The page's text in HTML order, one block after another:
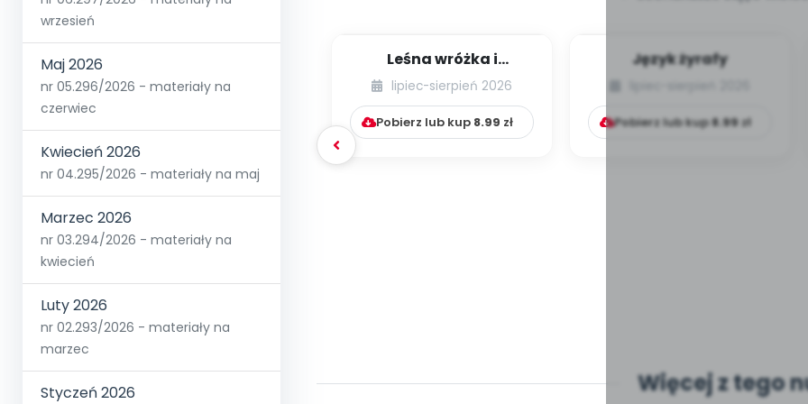
wrzesień
Maj 2026
nr 05.296/2026 - materiały na
czerwiec
Kwiecień 2026
nr 04.295/2026 - materiały na maj
Marzec 2026
nr 03.294/2026 - materiały na
kwiecień
Luty 2026
nr 02.293/2026 - materiały na
marzec
Styczeń 2026
Leśna wróżka i
przyjaciele
lipiec-sierpień 2026
Pobierz lub kup 8.99 zł
Język żyrafy
Pobierz lub kup8.99zł
Więcej z tego